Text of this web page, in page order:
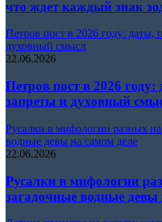
что ждет каждый знак
Петров пост в 2026 году: даты,
духовный смысл
22.06.2026
Петров пост в 2026
запреты и духовный
Русалки в мифологии разных
водные девы на самом деле
22.06.2026
Русалки в мифологии
загадочные водные девы